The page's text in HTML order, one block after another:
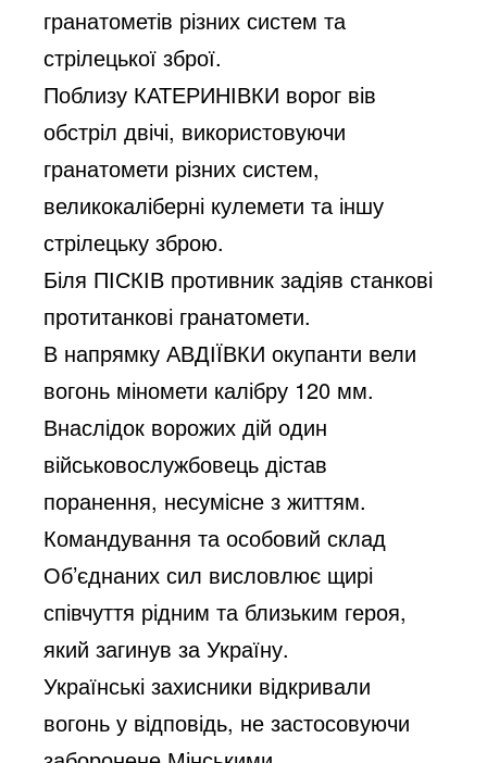
гранатометів різних систем та
стрілецької зброї.
Поблизу КАТЕРИНІВКИ ворог вів
обстріл двічі, використовуючи
гранатомети різних систем,
великокаліберні кулемети та іншу
стрілецьку зброю.
Біля ПІСКІВ противник задіяв станкові
протитанкові гранатомети.
В напрямку АВДІЇВКИ окупанти вели
вогонь міномети калібру 120 мм.
Внаслідок ворожих дій один
військовослужбовець дістав
поранення, несумісне з життям.
Командування та особовий склад
Об’єднаних сил висловлює щирі
співчуття рідним та близьким героя,
який загинув за Україну.
Українські захисники відкривали
вогонь у відповідь, не застосовуючи